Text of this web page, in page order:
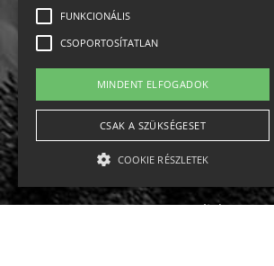
Állásajánlatok
Impresszum-kapcsolat
Jogi nyilatkozat
English
FUNKCIONÁLIS
CSOPORTOSÍTATLAN
MINDENT ELFOGADOK
CSAK A SZÜKSÉGESET
COOKIE RÉSZLETEK